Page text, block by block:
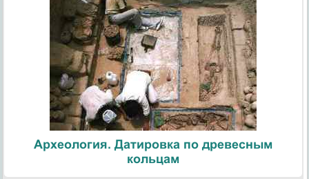
Археология. Датировка по древесным
кольцам